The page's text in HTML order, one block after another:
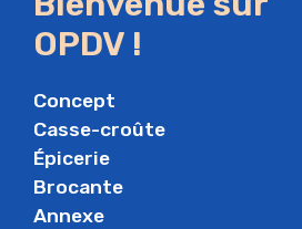
OPDV !
Concept
Casse-croûte
Épicerie
Brocante
Annexe